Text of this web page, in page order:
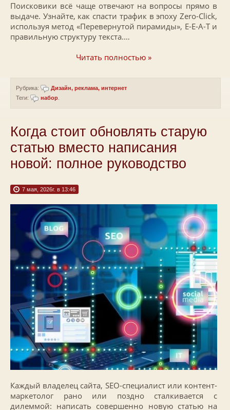
Поисковики всё чаще отвечают на вопросы прямо в
выдаче. Узнайте, как спасти трафик в эпоху Zero-Click,
используя метод «Перевернутой пирамиды», E-E-A-T и
правильную структуру текста.…
Читать полностью »
Рубрика:
Дизайн, реклама, интернет
Теги:
набор
Когда стоит обновлять старую
статью вместо написания
новой: полное руководство
7 мая, 2026г. в 13:46
Каждый владелец сайта, SEO-специалист или контент-
маркетолог рано или поздно сталкивается с
дилеммой: написать совершенно новую статью на